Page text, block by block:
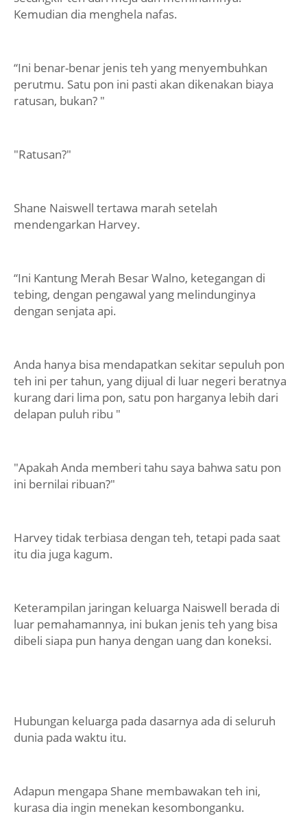
Kemudian dia menghela nafas.
“Ini benar-benar jenis teh yang menyembuhkan
perutmu. Satu pon ini pasti akan dikenakan biaya
ratusan, bukan? "
"Ratusan?"
Shane Naiswell tertawa marah setelah
mendengarkan Harvey.
“Ini Kantung Merah Besar Walno, ketegangan di
tebing, dengan pengawal yang melindunginya
dengan senjata api.
Anda hanya bisa mendapatkan sekitar sepuluh pon
teh ini per tahun, yang dijual di luar negeri beratnya
kurang dari lima pon, satu pon harganya lebih dari
delapan puluh ribu "
"Apakah Anda memberi tahu saya bahwa satu pon
ini bernilai ribuan?"
Harvey tidak terbiasa dengan teh, tetapi pada saat
itu dia juga kagum.
Keterampilan jaringan keluarga Naiswell berada di
luar pemahamannya, ini bukan jenis teh yang bisa
dibeli siapa pun hanya dengan uang dan koneksi.
Hubungan keluarga pada dasarnya ada di seluruh
dunia pada waktu itu.
Adapun mengapa Shane membawakan teh ini,
kurasa dia ingin menekan kesombonganku.